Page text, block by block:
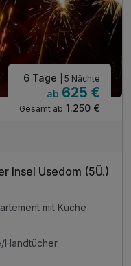
6 Tage | 5 Nächte
ab 625 €
Gesamt ab 1.250 €
Insel Usedom (5Ü.)
mit Küche
Handtücher